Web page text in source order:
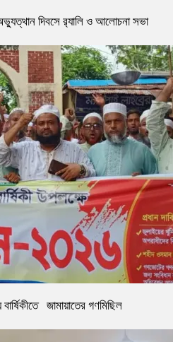
দিবসে র‌্যালি ও আলোচনা সভা
জামায়াতের গণমিছিল